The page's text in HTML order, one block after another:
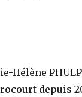
Hélène
depuis